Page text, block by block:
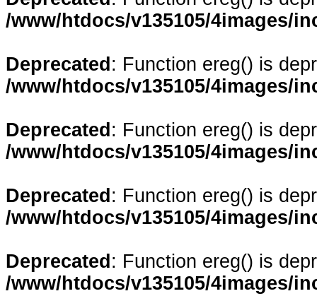
/www/htdocs/v135105/4images/
Deprecated : Function ereg() is
/www/htdocs/v135105/4images/
Deprecated : Function ereg() is
/www/htdocs/v135105/4images/
Deprecated : Function ereg() is
/www/htdocs/v135105/4images/
Deprecated : Function ereg() is
/www/htdocs/v135105/4images/